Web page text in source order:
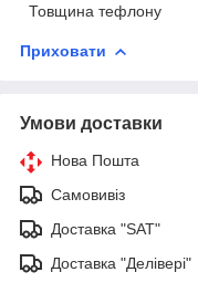
Товщина тефлону
Приховати
Умови доставки
Нова Пошта
Самовивіз
Доставка "SAT"
Доставка "Делівері"